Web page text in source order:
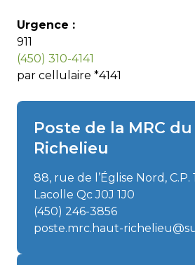
Urgence :
911
(450) 310-4141
par cellulaire *4141
Poste de la MRC
Richelieu
88, rue de l’Église Nord, C.P.
Lacolle Qc J0J 1J0
(450) 246-3856
poste.mrc.haut-